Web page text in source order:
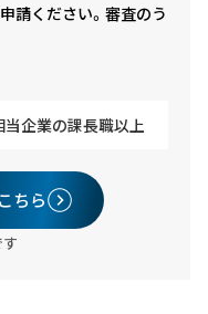
請ください。審査のう
当企業の課長職以上
ちら